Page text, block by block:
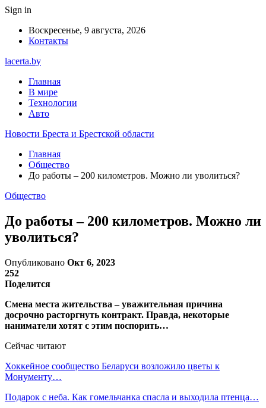
Sign in
Воскресенье, 9 августа, 2026
Контакты
lacerta.by
Главная
В мире
Технологии
Авто
Новости Бреста и Брестской области
Главная
Общество
До работы – 200 километров. Можно ли уволиться?
Общество
До работы – 200 километров. Можно ли
уволиться?
Опубликовано Окт 6, 2023
252
Поделится
Смена места жительства – уважительная причина
досрочно расторгнуть контракт. Правда, некоторые
наниматели хотят с этим поспорить…
Сейчас читают
Хоккейное сообщество Беларуси возложило цветы к
Монументу…
Подарок с неба. Как гомельчанка спасла и выходила птенца…